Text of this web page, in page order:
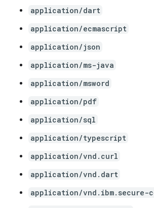
application/dart
application/ecmascript
application/json
application/ms-java
application/msword
application/pdf
application/sql
application/typescript
application/vnd.curl
application/vnd.dart
application/vnd.ibm.secure-